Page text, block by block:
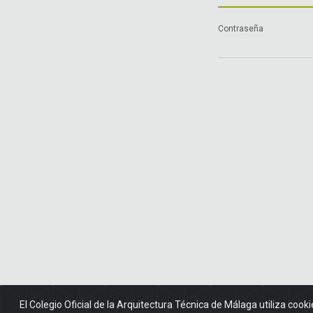
Contraseña
El Colegio Oficial de la Arquitectura Técnica de Málaga utiliza